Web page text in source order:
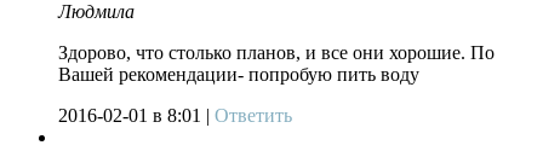
Людмила
Здорово, что столько планов, и все они хорошие. По
Вашей рекомендации- попробую пить воду
2016-02-01 в 8:01 | Ответить